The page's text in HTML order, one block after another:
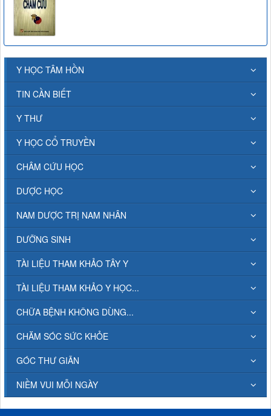
Y HỌC TÂM HỒN
TIN CẦN BIẾT
Y THƯ
Y HỌC CỔ TRUYỀN
CHÂM CỨU HỌC
DƯỢC HỌC
NAM DƯỢC TRỊ NAM NHÂN
DƯỠNG SINH
TÀI LIỆU THAM KHẢO TÂY Y
TÀI LIỆU THAM KHẢO Y HỌC...
CHỮA BỆNH KHÔNG DÙNG...
CHĂM SÓC SỨC KHỎE
GÓC THƯ GIÃN
NIỀM VUI MỖI NGÀY